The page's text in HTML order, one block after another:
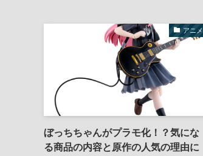
アニメ
ぼっちちゃんがプラモ化！？気にな
る商品の内容と原作の人気の理由に